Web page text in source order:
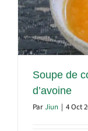
Soupe de
d’avoine
ParJiun | 4 Oct